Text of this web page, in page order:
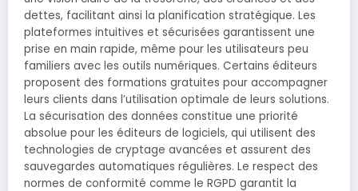
dettes, facilitant ainsi la planification stratégique. Les
plateformes intuitives et sécurisées garantissent une
prise en main rapide, même pour les utilisateurs peu
familiers avec les outils numériques. Certains éditeurs
proposent des formations gratuites pour accompagner
leurs clients dans l’utilisation optimale de leurs solutions.
La sécurisation des données constitue une priorité
absolue pour les éditeurs de logiciels, qui utilisent des
technologies de cryptage avancées et assurent des
sauvegardes automatiques régulières. Le respect des
normes de conformité comme le RGPD garantit la